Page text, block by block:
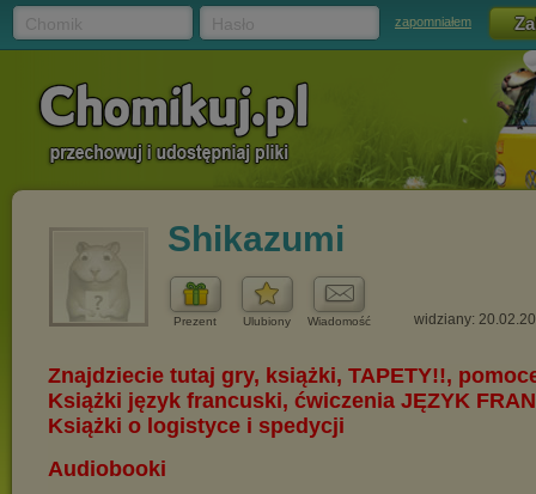
zapomniałem
Shikazumi
Prezent Ulubiony Wiadomość widziany: